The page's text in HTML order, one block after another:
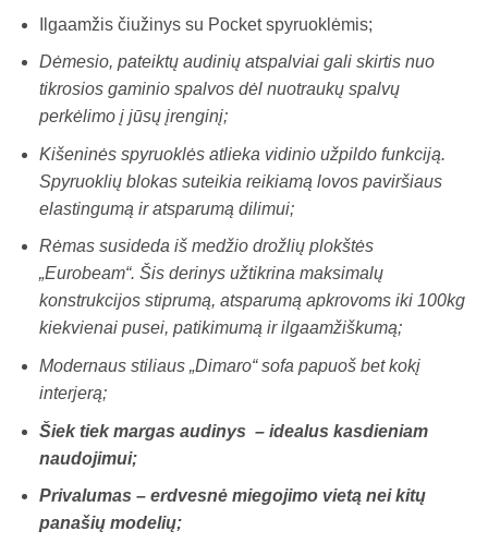
Ilgaamžis čiužinys su Pocket spyruoklėmis;
Dėmesio, pateiktų audinių atspalviai gali skirtis nuo
tikrosios gaminio spalvos dėl nuotraukų spalvų
perkėlimo į jūsų įrenginį;
Kišeninės spyruoklės atlieka vidinio užpildo funkciją.
Spyruoklių blokas suteikia reikiamą lovos paviršiaus
elastingumą ir atsparumą dilimui;
Rėmas susideda iš medžio drožlių plokštės
„Eurobeam“. Šis derinys užtikrina maksimalų
konstrukcijos stiprumą, atsparumą apkrovoms iki 100kg
kiekvienai pusei, patikimumą ir ilgaamžiškumą;
Modernaus stiliaus „Dimaro“ sofa papuoš bet kokį
interjerą;
Šiek tiek margas audinys – idealus kasdieniam
naudojimui;
Privalumas – erdvesnė miegojimo vietą nei kitų
panašių modelių;